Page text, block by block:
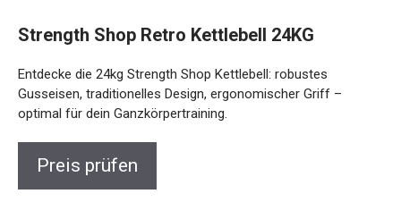
Gusseisen, traditionelles Design, ergonomischer Griff –
optimal für dein Ganzkörpertraining.